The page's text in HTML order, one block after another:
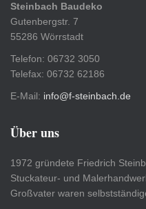
Steinbach Baudeko
Gutenbergstr. 7
55286 Wörrstadt
Telefon: 06732 3050
Telefax: 06732 62186
E-Mail: info@f-steinbach.de
Über uns
1972 gründete Friedrich
Stuckateur- und
Großvater waren